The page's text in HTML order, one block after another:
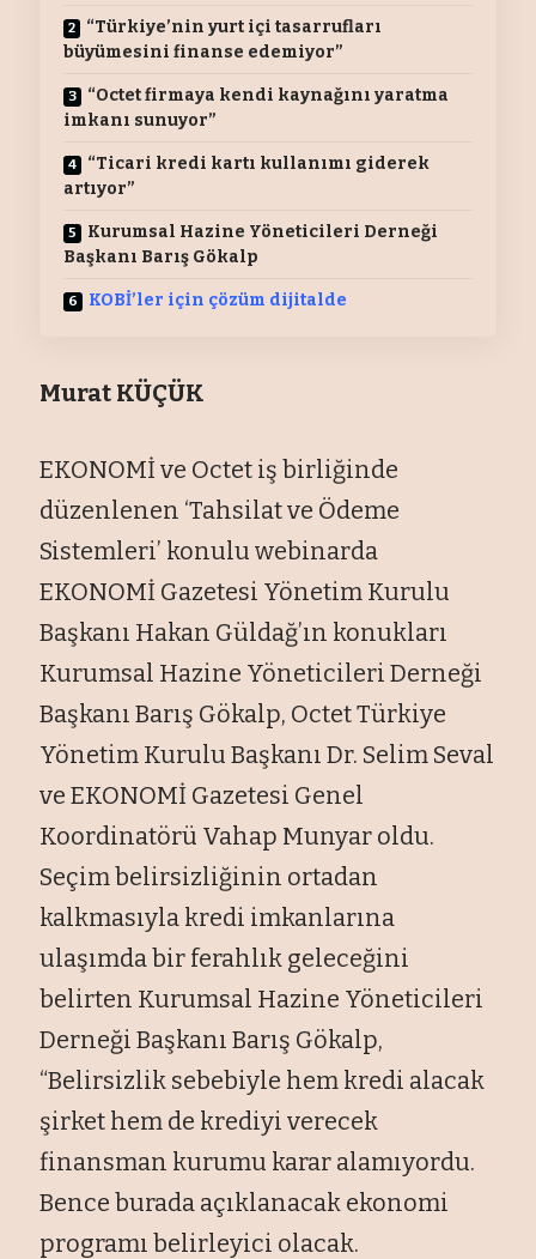
“Türkiye’nin yurt içi tasarrufları
büyümesini finanse edemiyor”
“Octet firmaya kendi kaynağını yaratma
imkanı sunuyor”
“Ticari kredi kartı kullanımı giderek
artıyor”
Kurumsal Hazine Yöneticileri Derneği
Başkanı Barış Gökalp
KOBİ’ler için çözüm dijitalde
Murat KÜÇÜK
EKONOMİ ve Octet iş birliğinde
düzenlenen ‘Tahsilat ve Ödeme
Sistemleri’ konulu webinarda
EKONOMİ Gazetesi Yönetim Kurulu
Başkanı Hakan Güldağ’ın konukları
Kurumsal Hazine Yöneticileri Derneği
Başkanı Barış Gökalp, Octet Türkiye
Yönetim Kurulu Başkanı Dr. Selim Seval
ve EKONOMİ Gazetesi Genel
Koordinatörü Vahap Munyar oldu.
Seçim belirsizliğinin ortadan
kalkmasıyla kredi imkanlarına
ulaşımda bir ferahlık geleceğini
belirten Kurumsal Hazine Yöneticileri
Derneği Başkanı Barış Gökalp,
“Belirsizlik sebebiyle hem kredi alacak
şirket hem de krediyi verecek
finansman kurumu karar alamıyordu.
Bence burada açıklanacak ekonomi
programı belirleyici olacak.